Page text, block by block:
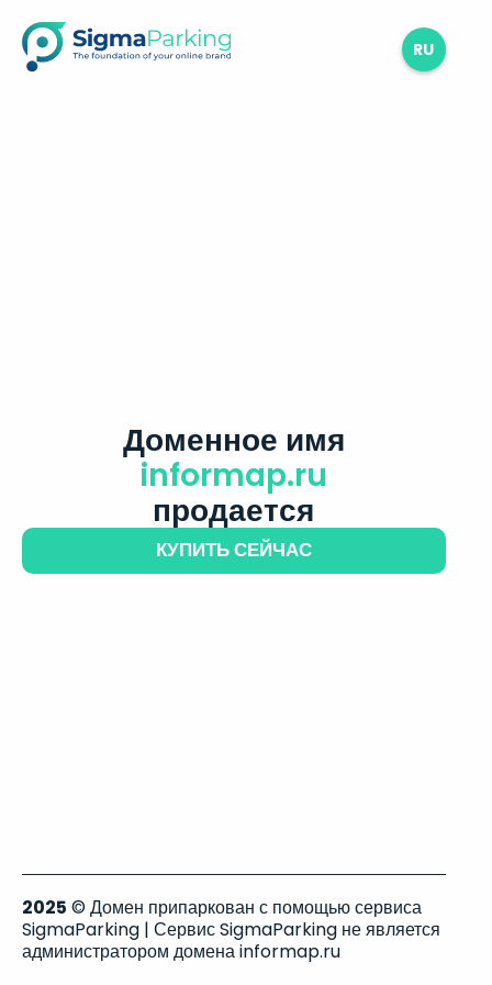
RU
Доменное имя
informap.ru
продается
КУПИТЬ СЕЙЧАС
2025 © Домен припаркован с помощью сервиса
SigmaParking | Сервис SigmaParking не является
администратором домена informap.ru